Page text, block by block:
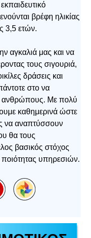
βρέφη ηλικίας
3,5 ετών.
αγκαλιά μας και να
τους σιγουριά,
δράσεις και
στο να
ανθρώπους. Με πολύ
καθημερινά ώστε
να αναπτύσσουν
θα τους
βασικός στόχος
υπηρεσιών.